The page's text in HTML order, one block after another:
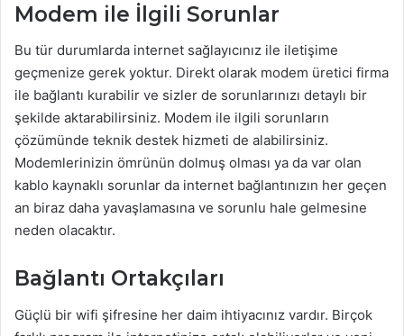
Modem ile İlgili Sorunlar
Bu tür durumlarda internet sağlayıcınız ile iletişime
geçmenize gerek yoktur. Direkt olarak modem üretici firma
ile bağlantı kurabilir ve sizler de sorunlarınızı detaylı bir
şekilde aktarabilirsiniz. Modem ile ilgili sorunların
çözümünde teknik destek hizmeti de alabilirsiniz.
Modemlerinizin ömrünün dolmuş olması ya da var olan
kablo kaynaklı sorunlar da internet bağlantınızın her geçen
an biraz daha yavaşlamasına ve sorunlu hale gelmesine
neden olacaktır.
Bağlantı Ortakçıları
Güçlü bir wifi şifresine her daim ihtiyacınız vardır. Birçok